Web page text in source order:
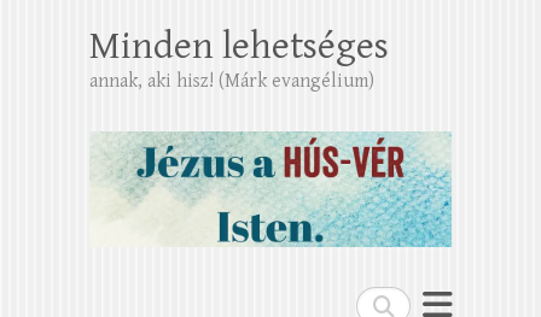
Search
Minden lehetséges
annak, aki hisz! (Márk evangélium)